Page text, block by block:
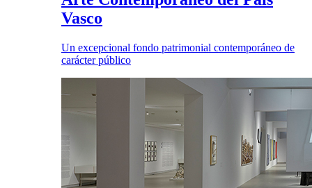
Vasco
Un excepcional fondo patrimonial contemporáneo de
carácter público